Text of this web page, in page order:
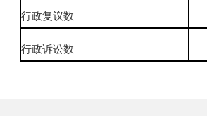
行政复议数
行政诉讼数